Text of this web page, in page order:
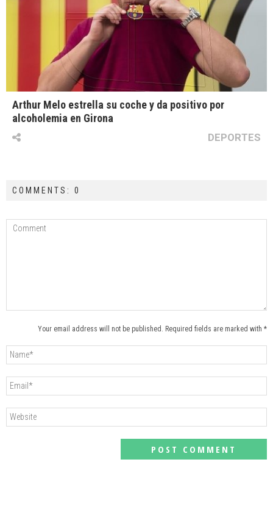
Arthur Melo estrella su coche y da positivo por
alcoholemia en Girona
DEPORTES
COMMENTS: 0
Your email address will not be published. Required fields are marked with *